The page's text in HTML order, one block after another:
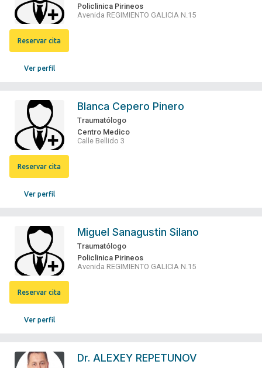
Ver perfil
Reservar cita
Policlinica Pirineos
Avenida REGIMIENTO GALICIA N.15
Ver perfil
Reservar cita
Blanca Cepero Pinero
Traumatólogo
Centro Medico
Calle Bellido 3
Ver perfil
Reservar cita
Miguel Sanagustin Silano
Traumatólogo
Policlinica Pirineos
Avenida REGIMIENTO GALICIA N.15
Dr.ALEXEY REPETUNOV